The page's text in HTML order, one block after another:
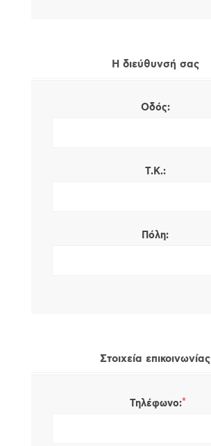
Η διεύθυνσή σας
Οδός:
Τ.Κ.:
Πόλη:
Στοιχεία επικοινωνίας
Τηλέφωνο:*